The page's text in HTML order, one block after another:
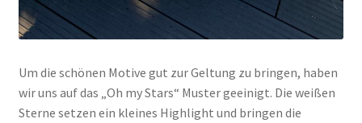
Um die schönen Motive gut zur Geltung zu bringen, haben
wir uns auf das „Oh my Stars“ Muster geeinigt. Die weißen
Sterne setzen ein kleines Highlight und bringen die